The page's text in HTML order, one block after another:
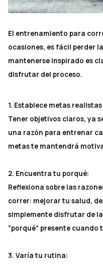
El entrenamiento para
ocasiones, es fácil perder
mantenerse inspirado es
disfrutar del proceso.
1. Establece metas
Tener objetivos claros, ya
una razón para entrenar
metas te mantendrá
2. Encuentra tu porqué:
Reflexiona sobre las
correr: mejorar tu salud,
simplemente disfrutar de
“porqué” presente
3. Varía tu rutina: